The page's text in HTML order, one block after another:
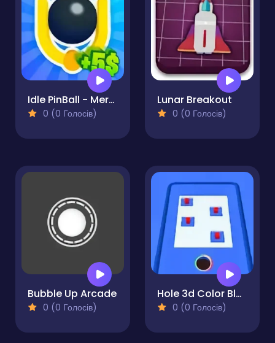
Idle PinBall - Merge Clicker
0 (0 Голосів)
Lunar Breakout
0 (0 Голосів)
Bubble Up Arcade
0 (0 Голосів)
Hole 3d Color Block
0 (0 Голосів)